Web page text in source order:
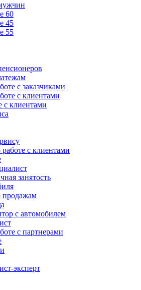
60
45
55
с заказчиками
с клиентами
с клиентами
работе с клиентами
занятость
продажам
с автомобилем
с партнерами
эксперт